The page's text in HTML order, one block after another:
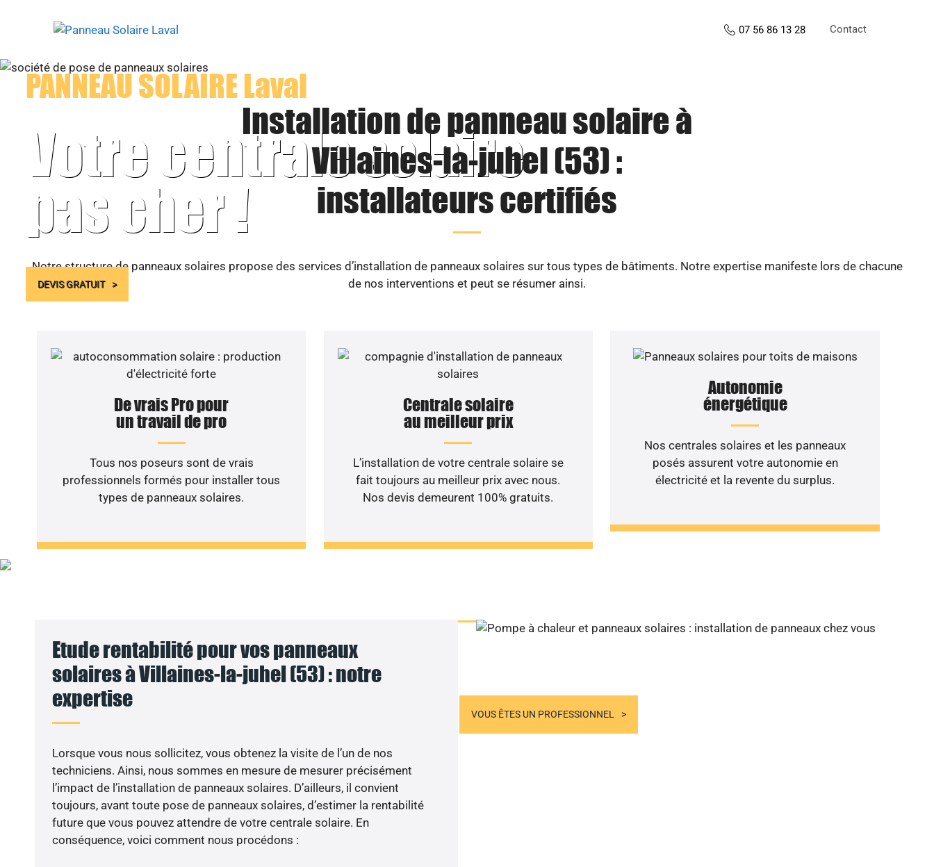
07 56 86 13 28 Contact
PANNEAU SOLAIRE Laval
Votre centrale solaire
pas cher !
DEVIS GRATUIT
Installation de panneau solaire à
Villaines-la-juhel (53) :
installateurs certifiés
Notre structure de panneaux solaires propose des services d’installation de panneaux solaires sur tous types de bâtiments. Notre expertise manifeste lors de chacune
de nos interventions et peut se résumer ainsi.
De vrais Pro pour
un travail de pro
Tous nos poseurs sont de vrais
professionnels formés pour installer tous
types de panneaux solaires.
Centrale solaire
au meilleur prix
L’installation de votre centrale solaire se
fait toujours au meilleur prix avec nous.
Nos devis demeurent 100% gratuits.
Autonomie
énergétique
Nos centrales solaires et les panneaux
posés assurent votre autonomie en
électricité et la revente du surplus.
VOUS ÊTES UN PROFESSIONNEL
Etude rentabilité pour vos panneaux
solaires à Villaines-la-juhel (53) : notre
expertise
Lorsque vous nous sollicitez, vous obtenez la visite de l’un de nos
techniciens. Ainsi, nous sommes en mesure de mesurer précisément
l’impact de l’installation de panneaux solaires. D’ailleurs, il convient
toujours, avant toute pose de panneaux solaires, d’estimer la rentabilité
future que vous pouvez attendre de votre centrale solaire. En
conséquence, voici comment nous procédons :